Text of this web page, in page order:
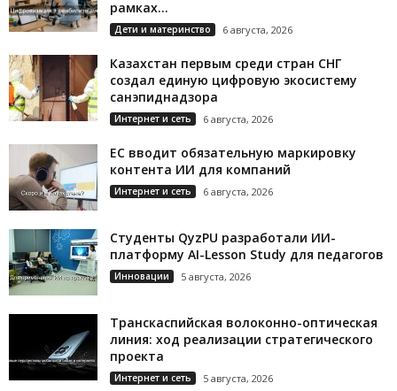
рамках...
Дети и материнство 6 августа, 2026
Казахстан первым среди стран СНГ
создал единую цифровую экосистему
санэпиднадзора
Интернет и сеть 6 августа, 2026
ЕС вводит обязательную маркировку
контента ИИ для компаний
Интернет и сеть 6 августа, 2026
Студенты QyzPU разработали ИИ-
платформу AI-Lesson Study для педагогов
Инновации 5 августа, 2026
Транскаспийская волоконно-оптическая
линия: ход реализации стратегического
проекта
Интернет и сеть 5 августа, 2026